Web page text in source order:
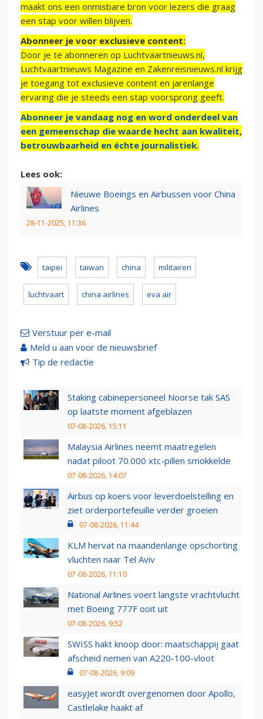
maakt ons een onmisbare bron voor lezers die graag
een stap voor willen blijven.
Abonneer je voor exclusieve content:
Door je te abonneren op Luchtvaartnieuws.nl,
Luchtvaartnieuws Magazine en Zakenreisnieuws.nl krijg
je toegang tot exclusieve content en jarenlange
ervaring die je steeds een stap voorsprong geeft.
Abonneer je vandaag nog en word onderdeel van
een gemeenschap die waarde hecht aan kwaliteit,
betrouwbaarheid en échte journalistiek.
Lees ook:
Nieuwe Boeings en Airbussen voor China
Airlines
28-11-2025, 11:36
taipei taiwan china militairen
luchtvaart china airlines eva air
Verstuur per e-mail
Meld u aan voor de nieuwsbrief
Tip de redactie
Staking cabinepersoneel Noorse tak SAS
op laatste moment afgeblazen
07-08-2026, 15:11
Malaysia Airlines neemt maatregelen
nadat piloot 70.000 xtc-pillen smokkelde
07-08-2026, 14:07
Airbus op koers voor leverdoelstelling en
ziet orderportefeuille verder groeien
07-08-2026, 11:44
KLM hervat na maandenlange opschorting
vluchten naar Tel Aviv
07-08-2026, 11:10
National Airlines voert langste vrachtvlucht
met Boeing 777F ooit uit
07-08-2026, 9:52
SWISS hakt knoop door: maatschappij gaat
afscheid nemen van A220-100-vloot
07-08-2026, 9:09
easyJet wordt overgenomen door Apollo,
Castlelake haakt af